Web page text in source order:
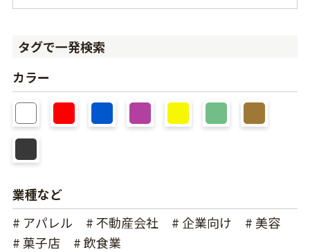
タグで一発検索
カラー
業種など
# アパレル
# 不動産会社 # 企業向け
# 美容
# 菓子店
# 飲食業